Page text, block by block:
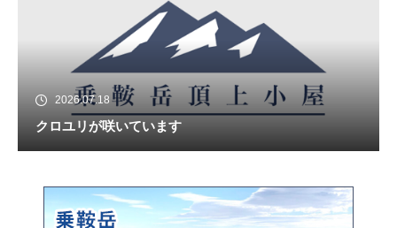
2026.07.18
クロユリが咲いています